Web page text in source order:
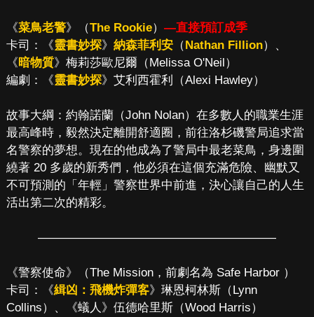
《菜鳥老警》（The Rookie） —直接預訂成季
卡司：《靈書妙探》 納森菲利安（Nathan Fillion）、
《暗物質》梅莉莎歐尼爾（Melissa O'Neil）
編劇：《靈書妙探》艾利西霍利（Alexi Hawley）
故事大綱：約翰諾蘭（John Nolan）在多數人的職業生涯
最高峰時，毅然決定離開舒適圈，前往洛杉磯警局追求當
名警察的夢想。現在的他成為了警局中最老菜鳥，身邊圍
繞著 20 多歲的新秀們，他必須在這個充滿危險、幽默又
不可預測的「年輕」警察世界中前進，決心讓自己的人生
活出第二次的精彩。
————————————————————
《警察使命》（The Mission，前劇名為 Safe Harbor ）
卡司：《緝凶：飛機炸彈客》琳恩柯林斯（Lynn
Collins）、《蟻人》伍德哈里斯（Wood Harris）